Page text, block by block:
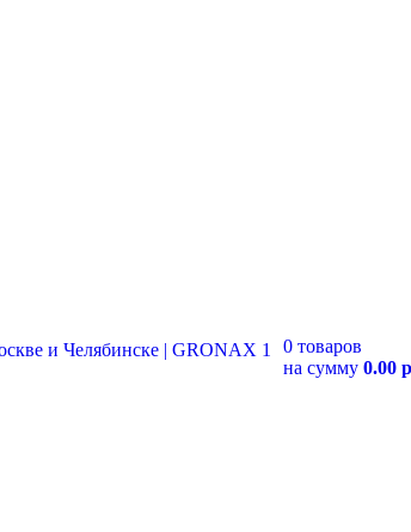
0 товаров
на сумму 0.00